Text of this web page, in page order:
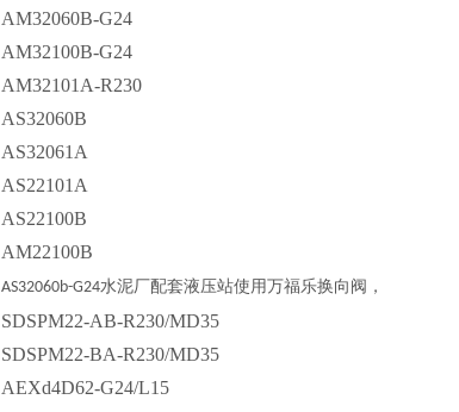
AM32060B-G24
AM32100B-G24
AM32101A-R230
AS32060B
AS32061A
AS22101A
AS22100B
AM22100B
AS32060b-G24水泥厂配套液压站使用万福乐换向阀，
SDSPM22-AB-R230/MD35
SDSPM22-BA-R230/MD35
AEXd4D62-G24/L15